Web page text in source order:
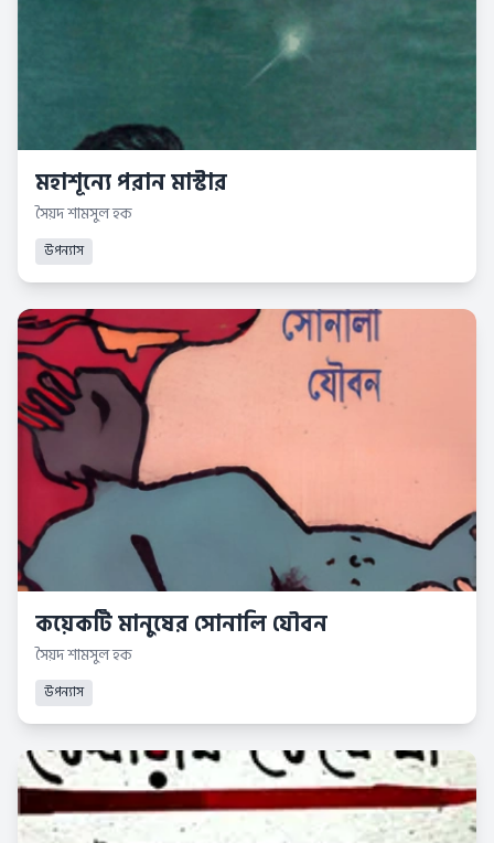
মহাশূন্যে পরান মাস্টার
সৈয়দ শামসুল হক
উপন্যাস
কয়েকটি মানুষের সোনালি যৌবন
সৈয়দ শামসুল হক
উপন্যাস